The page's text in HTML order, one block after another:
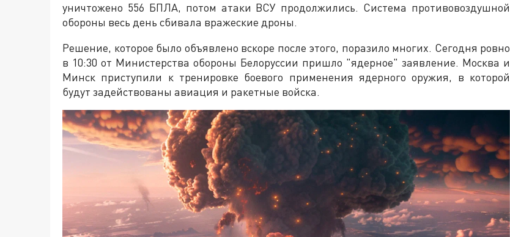
уничтожено 556 БПЛА, потом атаки ВСУ продолжились. Система противовоздушной
обороны весь день сбивала вражеские дроны.
Решение, которое было объявлено вскоре после этого, поразило многих. Сегодня ровно
в 10:30 от Министерства обороны Белоруссии пришло "ядерное" заявление. Москва и
Минск приступили к тренировке боевого применения ядерного оружия, в которой
будут задействованы авиация и ракетные войска.